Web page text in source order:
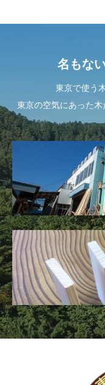
名もな
東京で使う
東京の空気にあった